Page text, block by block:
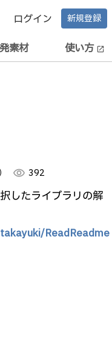
ログイン 新規登録
素材 使い方 open_in_new
visibility 392
したライブラリの解
ReadReadme